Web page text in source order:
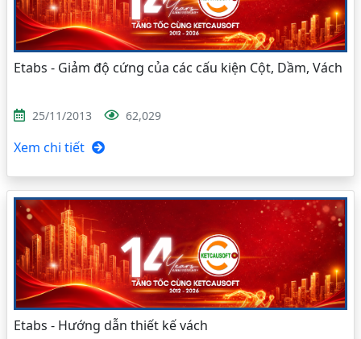
Etabs - Giảm độ cứng của các cấu kiện Cột, Dầm, Vách
25/11/2013 62,029
Xem chi tiết
Etabs - Hướng dẫn thiết kế vách